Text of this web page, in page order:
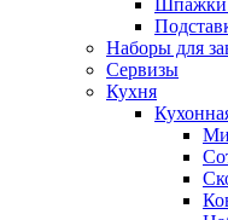
Шпажки
Наборы для
Сервизы
Кухня